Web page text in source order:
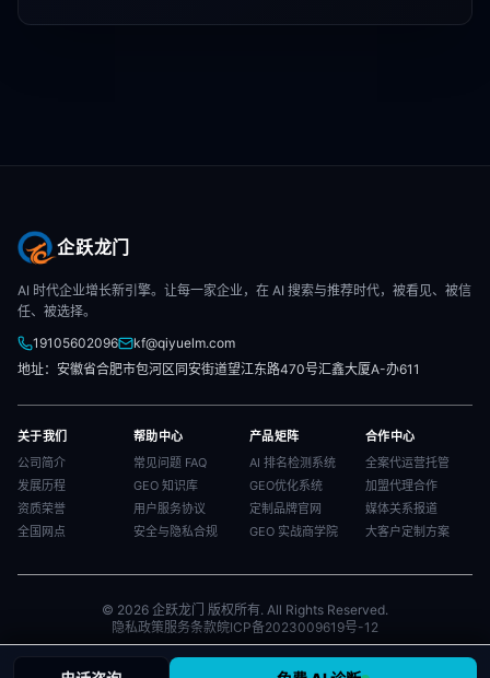
企跃龙门
AI 时代企业增长新引擎。让每一家企业，在 AI 搜索与推荐时代，被看见、被信
任、被选择。
19105602096
kf@qiyuelm.com
地址：安徽省合肥市包河区同安街道望江东路470号汇鑫大厦A-办611
关于我们
公司简介
发展历程
资质荣誉
全国网点
帮助中心
常见问题 FAQ
GEO 知识库
用户服务协议
安全与隐私合规
产品矩阵
AI 排名检测系统
GEO优化系统
定制品牌官网
GEO 实战商学院
合作中心
全案代运营托管
加盟代理合作
媒体关系报道
大客户定制方案
© 2026 企跃龙门 版权所有. All Rights Reserved.
隐私政策服务条款皖ICP备2023009619号-12